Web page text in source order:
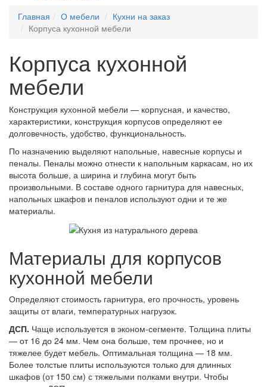
Главная
О мебели
Кухни на заказ
Корпуса кухонной мебели
Корпуса кухонной
мебели
Конструкция кухонной мебели — корпусная, и качество,
характеристики, конструкция корпусов определяют ее
долговечность, удобство, функциональность.
По назначению выделяют напольные, навесные корпусы и
пеналы. Пеналы можно отнести к напольным каркасам, но их
высота больше, а ширина и глубина могут быть
произвольными. В составе одного гарнитура для навесных,
напольных шкафов и пеналов используют одни и те же
материалы.
Материалы для корпусов
кухонной мебели
Определяют стоимость гарнитура, его прочность, уровень
защиты от влаги, температурных нагрузок.
ДСП. Чаще используется в эконом-сегменте. Толщина плиты
— от 16 до 24 мм. Чем она больше, тем прочнее, но и
тяжелее будет мебель. Оптимальная толщина — 18 мм.
Более толстые плиты используются только для длинных
шкафов (от 150 см) с тяжелыми полками внутри. Чтобы